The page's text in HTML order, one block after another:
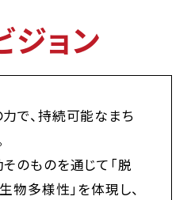
ジョン
で、持続可能なまち
のものを通じて「脱
物多様性」を体現し、